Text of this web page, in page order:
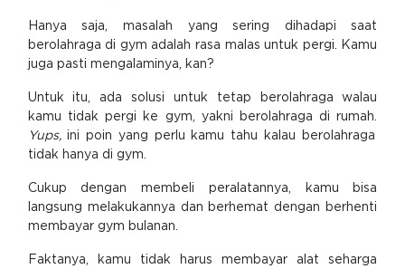
Hanya saja, masalah yang sering dihadapi saat
berolahraga di gym adalah rasa malas untuk pergi. Kamu
juga pasti mengalaminya, kan?
Untuk itu, ada solusi untuk tetap berolahraga walau
kamu tidak pergi ke gym, yakni berolahraga di rumah.
Yups,ini poin yang perlu kamu tahu kalau berolahraga
tidak hanya di gym.
Cukup dengan membeli peralatannya, kamu bisa
langsung melakukannya dan berhemat dengan berhenti
membayar gym bulanan.
Faktanya, kamu tidak harus membayar alat seharga